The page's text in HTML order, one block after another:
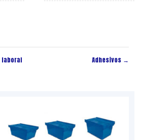
laboral Adhesivos →